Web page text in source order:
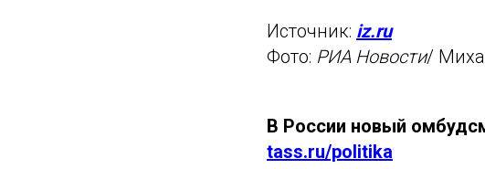
Источник: iz.ru
Фото: РИА Новости/
В России новый
tass.ru/politika